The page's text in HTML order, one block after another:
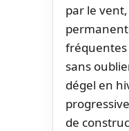
par le
fréquentes
sans
dégel en
de